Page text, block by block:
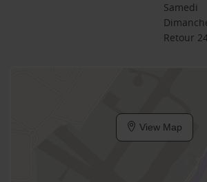
Samedi
Retour
View Map